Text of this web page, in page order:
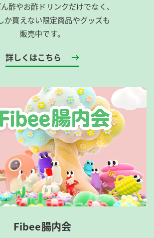
酢やお酢ドリンクだけでなく、
か買えない限定商品やグッズも
販売中です。
詳しくはこちら
Fibee腸内会